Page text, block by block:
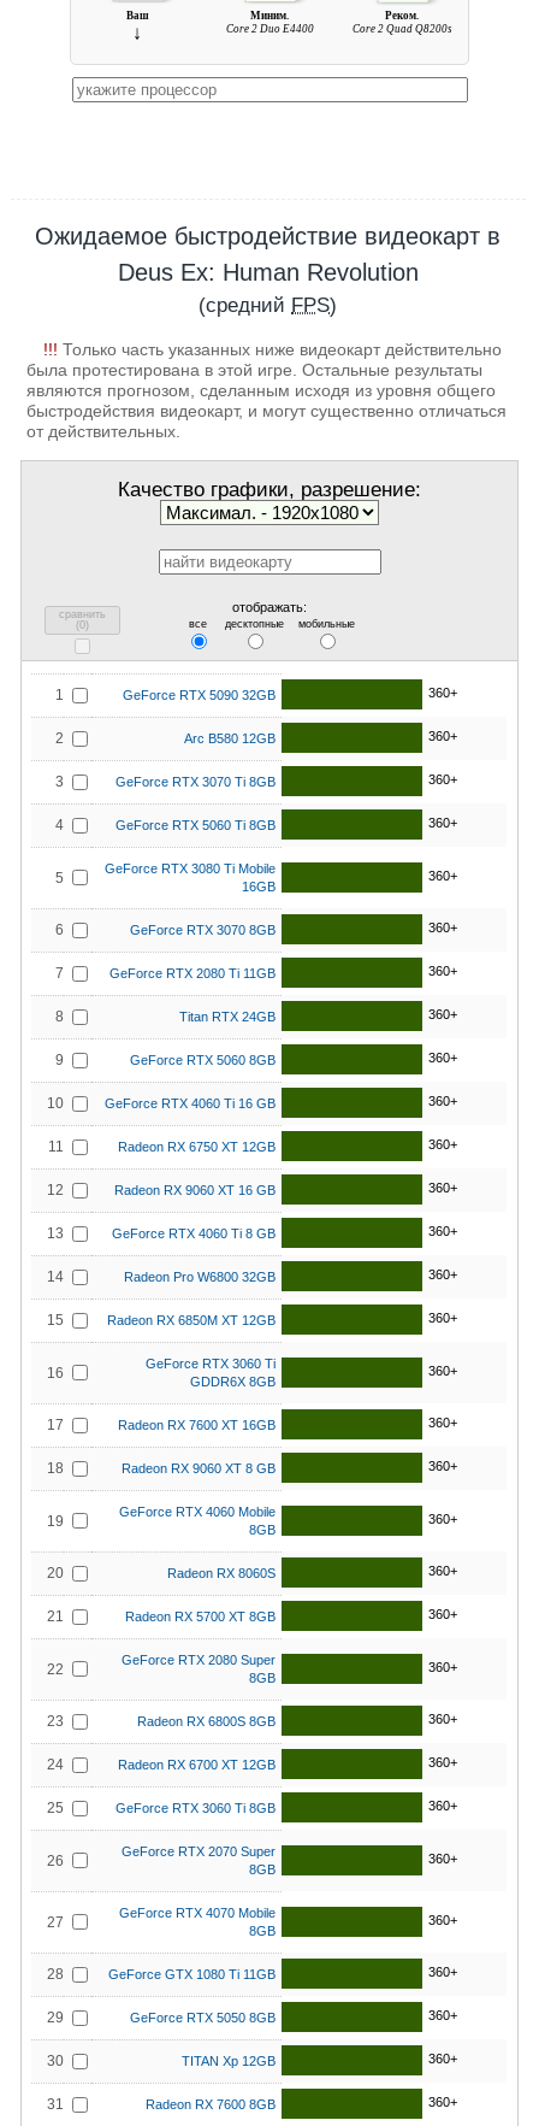
Ваш
↓
Миним.
Core 2 Duo E4400
Реком.
Core 2 Quad Q8200s
Ожидаемое быстродействие видеокарт в
Deus Ex: Human Revolution
(средний FPS)
!!! Только часть указанных ниже видеокарт действительно
была протестирована в этой игре. Остальные результаты
являются прогнозом, сделанным исходя из уровня общего
быстродействия видеокарт, и могут существенно отличаться
от действительных.
Качество графики, разрешение:
сравнить
(0)
отображать:
все десктопные мобильные
1 GeForce RTX 5090 32GB 360+
2 Arc B580 12GB 360+
3 GeForce RTX 3070 Ti 8GB 360+
4 GeForce RTX 5060 Ti 8GB 360+
5
GeForce RTX 3080 Ti Mobile
16GB
360+
6 GeForce RTX 3070 8GB 360+
7 GeForce RTX 2080 Ti 11GB 360+
8 Titan RTX 24GB 360+
9 GeForce RTX 5060 8GB 360+
10 GeForce RTX 4060 Ti 16 GB 360+
11 Radeon RX 6750 XT 12GB 360+
12 Radeon RX 9060 XT 16 GB 360+
13 GeForce RTX 4060 Ti 8 GB 360+
14 Radeon Pro W6800 32GB 360+
15 Radeon RX 6850M XT 12GB 360+
16
GeForce RTX 3060 Ti
GDDR6X 8GB
360+
17 Radeon RX 7600 XT 16GB 360+
18 Radeon RX 9060 XT 8 GB 360+
19
GeForce RTX 4060 Mobile
8GB
360+
20 Radeon RX 8060S 360+
21 Radeon RX 5700 XT 8GB 360+
22
GeForce RTX 2080 Super
8GB
360+
23 Radeon RX 6800S 8GB 360+
24 Radeon RX 6700 XT 12GB 360+
25 GeForce RTX 3060 Ti 8GB 360+
26
GeForce RTX 2070 Super
8GB
360+
27
GeForce RTX 4070 Mobile
8GB
360+
28 GeForce GTX 1080 Ti 11GB 360+
29 GeForce RTX 5050 8GB 360+
30 TITAN Xp 12GB 360+
31 Radeon RX 7600 8GB 360+